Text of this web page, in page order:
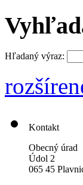
Hľadaný výraz:
Kontakt
Obecný úrad
Údol 2
065 45